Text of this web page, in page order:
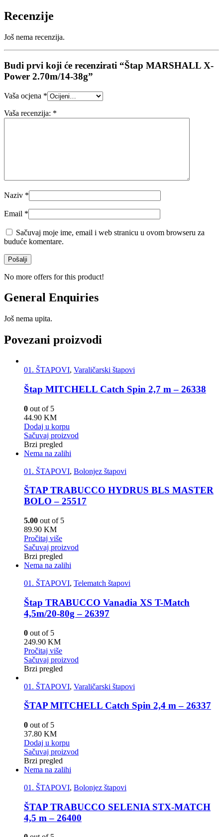
Recenzije
Još nema recenzija.
Budi prvi koji će recenzirati “Štap MARSHALL X-
Power 2.70m/14-38g”
Vaša ocjena *
Vaša recenzija: *
Naziv *
Email *
Sačuvaj moje ime, email i web stranicu u ovom browseru za
buduće komentare.
No more offers for this product!
General Enquiries
Još nema upita.
Povezani proizvodi
01. ŠTAPOVI, Varaličarski štapovi
Štap MITCHELL Catch Spin 2,7 m – 26338
0 out of 5
44.90 KM
Dodaj u korpu
Sačuvaj proizvod
Brzi pregled
Nema na zalihi
01. ŠTAPOVI, Bolonjez štapovi
ŠTAP TRABUCCO HYDRUS BLS MASTER
BOLO – 25517
5.00 out of 5
89.90 KM
Pročitaj više
Sačuvaj proizvod
Brzi pregled
Nema na zalihi
01. ŠTAPOVI, Telematch štapovi
Štap TRABUCCO Vanadia XS T-Match
4,5m/20-80g – 26397
0 out of 5
249.90 KM
Pročitaj više
Sačuvaj proizvod
Brzi pregled
01. ŠTAPOVI, Varaličarski štapovi
ŠTAP MITCHELL Catch Spin 2,4 m – 26337
0 out of 5
37.80 KM
Dodaj u korpu
Sačuvaj proizvod
Brzi pregled
Nema na zalihi
01. ŠTAPOVI, Bolonjez štapovi
ŠTAP TRABUCCO SELENIA STX-MATCH
4,5 m – 26400